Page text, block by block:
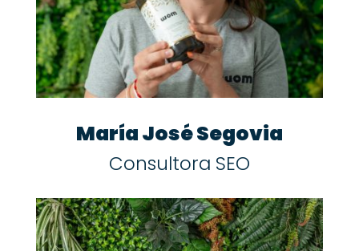
María José Segovia
Consultora SEO